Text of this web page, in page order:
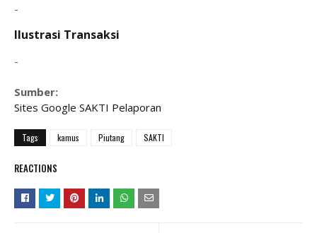
-
Ilustrasi Transaksi
-
Sumber:
Sites Google SAKTI Pelaporan
Tags kamus Piutang SAKTI
REACTIONS